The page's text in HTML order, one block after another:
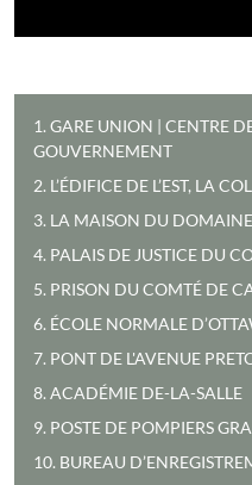
1. GARE UNION | CENTRE
GOUVERNEMENT
2. L’ÉDIFICE DE L’EST, LA
3. LA MAISON DU
4. PALAIS DE JUSTICE DU
5. PRISON DU COMTÉ DE
6. ÉCOLE NORMALE
7. PONT DE L'AVENUE
8. ACADÉMIE DE-LA-SALLE
9. POSTE DE POMPIERS
10. BUREAU